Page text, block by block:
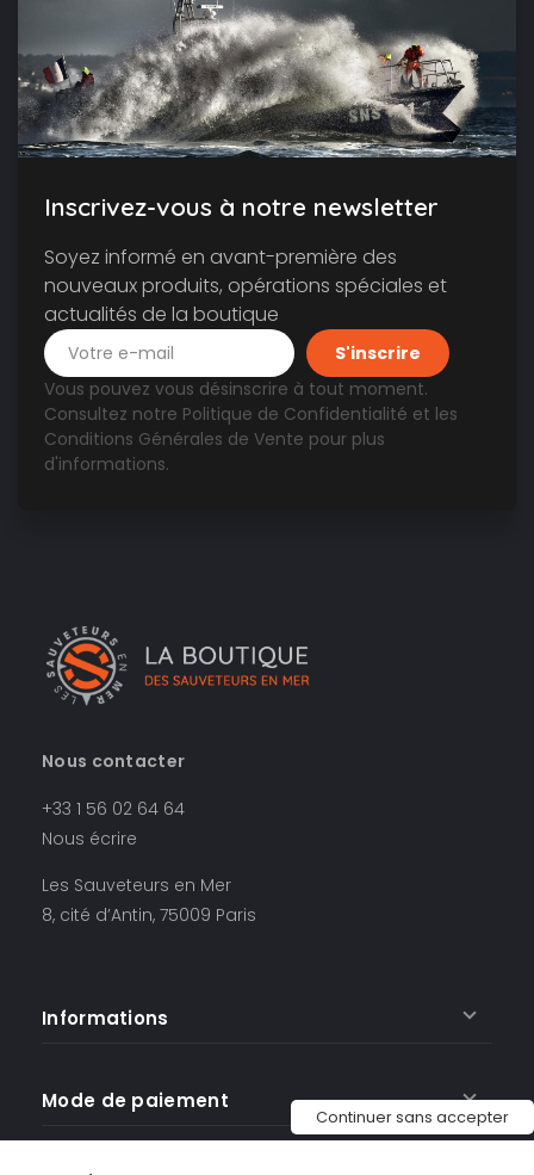
Continuer sans accepter
Inscrivez-vous à notre newsletter
Soyez informé en avant-première des
nouveaux produits, opérations spéciales et
actualités de la boutique
Vous pouvez vous désinscrire à tout moment.
Consultez notre Politique de Confidentialité et les
Conditions Générales de Vente pour plus
d'informations.
Nous contacter
+33 1 56 02 64 64
Nous écrire
Les Sauveteurs en Mer
8, cité d’Antin, 75009 Paris
Informations
Mode de paiement